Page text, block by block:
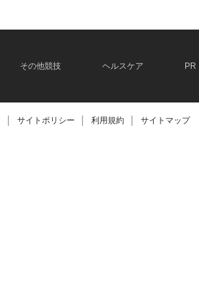
その他競技 ヘルスケア PR
サイトポリシー 利用規約 サイトマップ